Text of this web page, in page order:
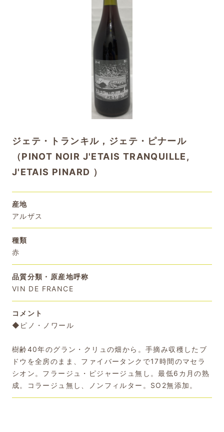
ジェテ・トランキル，ジェテ・ピナール
（PINOT NOIR J'ETAIS TRANQUILLE,
J'ETAIS PINARD ）
産地
アルザス
種類
赤
品質分類・原産地呼称
VIN DE FRANCE
コメント
◆ピノ・ノワール
樹齢40年のグラン・クリュの畑から。手摘み収穫したブ
ドウを全房のまま、ファイバータンクで17時間のマセラ
シオン。フラージュ・ピジャージュ無し。最低6カ月の熟
成。コラージュ無し、ノンフィルター。SO2無添加。